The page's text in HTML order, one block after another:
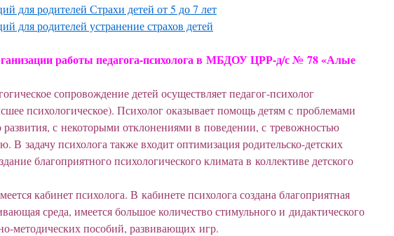
для родителей Страхи детей от 5 до 7 лет
для родителей устранение страхов детей
работы педагога-психолога в МБДОУ ЦРР-д/с № 78 «Алые
сопровождение детей осуществляет педагог-психолог
психологическое). Психолог оказывает помощь детям с проблемами
развития, с некоторыми отклонениями в поведении, с тревожностью
В задачу психолога также входит оптимизация родительско-детских
благоприятного психологического климата в коллективе детского
кабинет психолога. В кабинете психолога создана благоприятная
среда, имеется большое количество стимульного и дидактического
методических пособий, развивающих игр.